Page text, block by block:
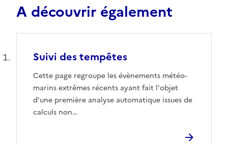
A découvrir également
Suivi des tempêtes
Cette page regroupe les évènements météo-
marins extrêmes récents ayant fait l'objet
d'une première analyse automatique issues de
calculs non…